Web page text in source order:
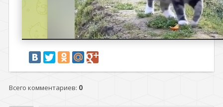
Всего комментариев: 0